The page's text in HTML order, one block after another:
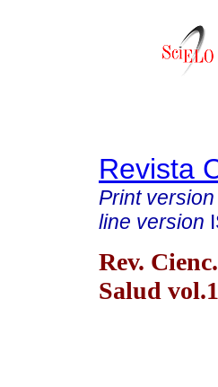
Revista
Print version
line version
Rev. Cienc.
Salud